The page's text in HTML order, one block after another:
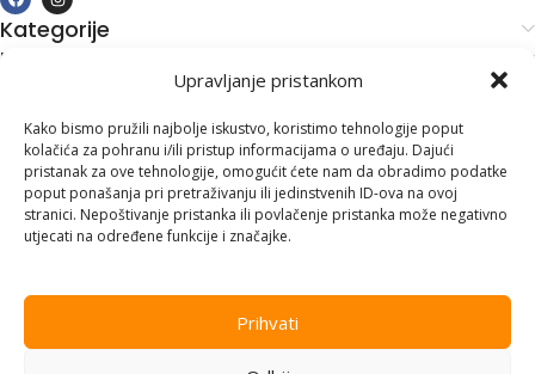
Upravljanje pristankom
Kako bismo pružili najbolje iskustvo, koristimo tehnologije poput
kolačića za pohranu i/ili pristup informacijama o uređaju. Dajući
pristanak za ove tehnologije, omogućit ćete nam da obradimo podatke
poput ponašanja pri pretraživanju ili jedinstvenih ID-ova na ovoj
stranici. Nepoštivanje pristanka ili povlačenje pristanka može negativno
utjecati na određene funkcije i značajke.
Prihvati
Kategorije
Kupovina i podrška
Kontakt informacije
Branilaca Bosne, 75 300 Lukavac
+387 35 555 999
info@pconer.ba